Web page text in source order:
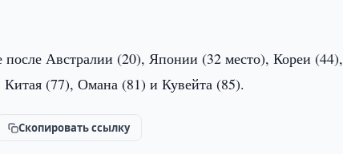
после Австралии (20), Японии (32 место), Кореи (44),
(77), Омана (81) и Кувейта (85).
Скопировать ссылку